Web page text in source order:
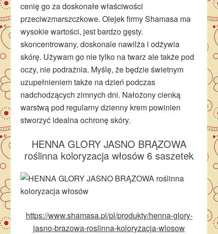
cenię go za doskonałe właściwości
przeciwzmarszczkowe. Olejek firmy Shamasa ma
wysokie wartości, jest bardzo gęsty.
skoncentrowany, doskonale nawilża i odżywia
skórę. Używam go nie tylko na twarz ale także pod
oczy, nie podrażnia. Myślę, że będzie świetnym
uzupełnieniem także na dzień podczas
nadchodzących zimnych dni. Nałożony cienką
warstwą pod regularny dzienny krem powinien
stworzyć idealna ochronę skóry.
HENNA GLORY JASNO BRĄZOWA
roślinna koloryzacja włosów 6 saszetek
https://www.shamasa.pl/pl/produkty/henna-glory-
jasno-brazowa-roslinna-koloryzacja-wlosow